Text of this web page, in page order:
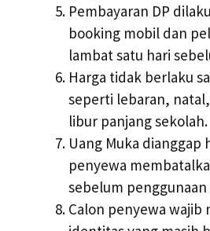
Pembayaran DP
booking mobil dan
lambat satu hari
Harga tidak berlaku
seperti lebaran,
libur panjang sekolah.
Uang Muka dianggap
penyewa
sebelum
Calon penyewa